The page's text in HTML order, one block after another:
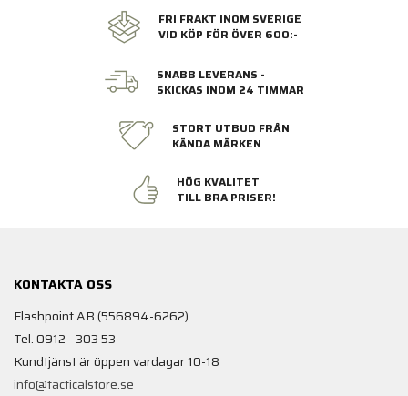
FRI FRAKT INOM SVERIGE
VID KÖP FÖR ÖVER 600:-
SNABB LEVERANS -
SKICKAS INOM 24 TIMMAR
STORT UTBUD FRÅN
KÄNDA MÄRKEN
HÖG KVALITET
TILL BRA PRISER!
KONTAKTA OSS
Flashpoint AB (556894-6262)
Tel. 0912 - 303 53
Kundtjänst är öppen vardagar 10-18
info@tacticalstore.se